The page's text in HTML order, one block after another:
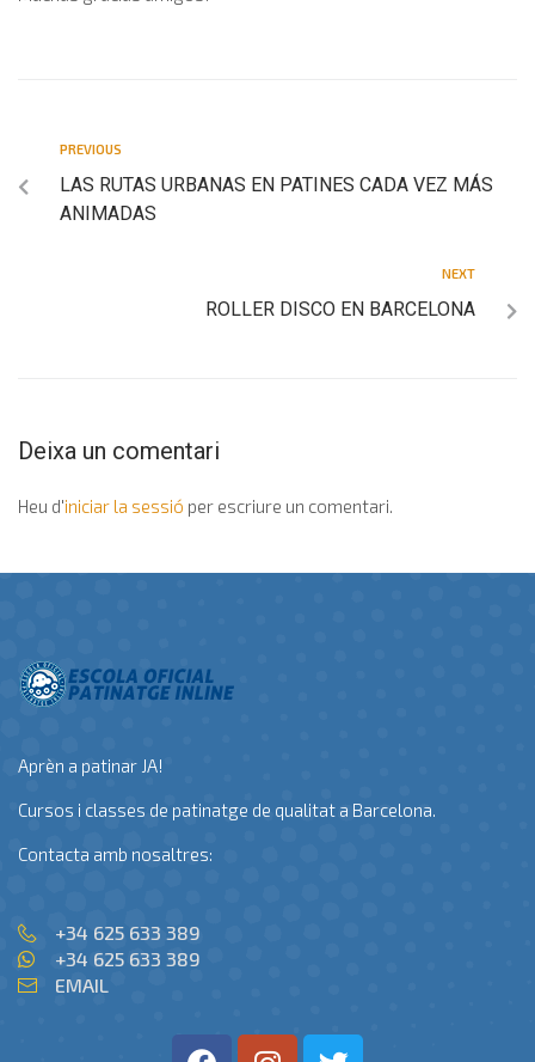
PREVIOUS
LAS RUTAS URBANAS EN PATINES CADA VEZ MÁS
ANIMADAS
NEXT
ROLLER DISCO EN BARCELONA
Deixa un comentari
Heu d'iniciar la sessió per escriure un comentari.
Aprèn a patinar JA!
Cursos i classes de patinatge de qualitat a Barcelona.
Contacta amb nosaltres:
+34 625 633 389
+34 625 633 389
EMAIL